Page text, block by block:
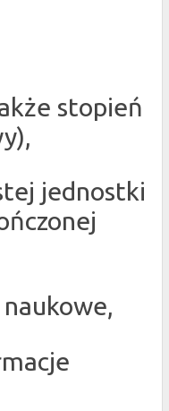
stopień
jednostki